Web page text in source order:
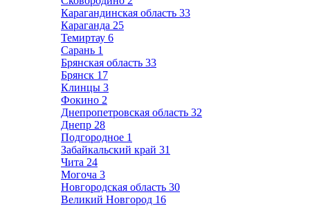
Карагандинская область 33
Караганда 25
Темиртау 6
Сарань 1
Брянская область 33
Брянск 17
Клинцы 3
Фокино 2
Днепропетровская область 32
Днепр 28
Подгородное 1
Забайкальский край 31
Чита 24
Могоча 3
Новгородская область 30
Великий Новгород 16